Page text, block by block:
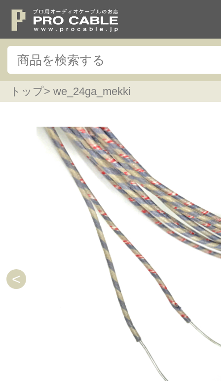
トップ> we_24ga_mekki